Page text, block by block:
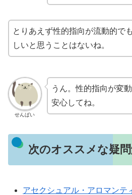
とりあえず性的指向が流動的で
しいと思うことはないね。
せんぱい
うん。性的指向が変
安心してね。
次のオススメな疑
アセクシュアル・アロマンテ